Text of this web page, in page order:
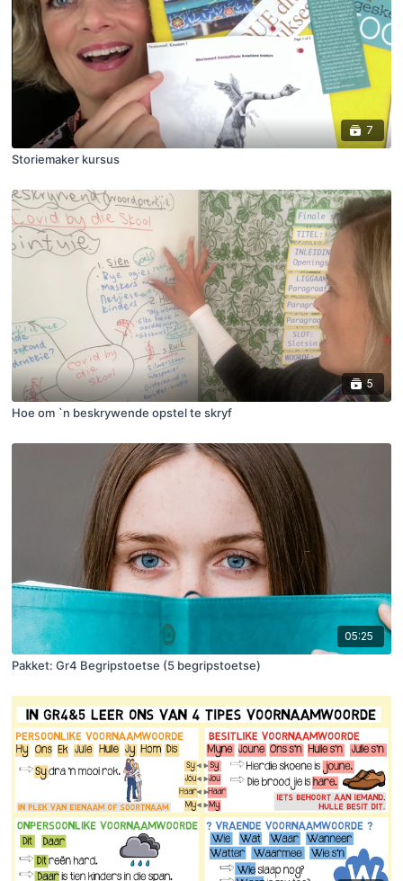
7
Storiemaker kursus
5
Hoe om `n beskrywende opstel te skryf
05:25
Pakket: Gr4 Begripstoetse (5 begripstoetse)